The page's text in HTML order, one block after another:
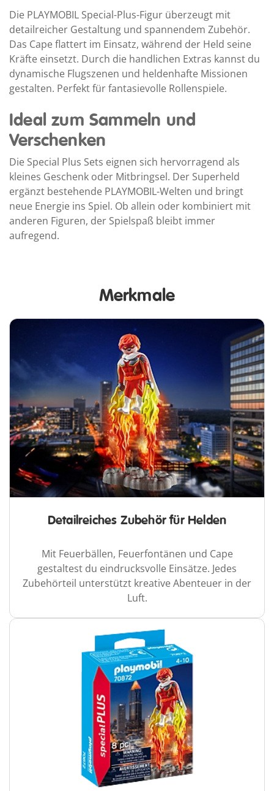
Die PLAYMOBIL Special-Plus-Figur überzeugt mit
detailreicher Gestaltung und spannendem Zubehör.
Das Cape flattert im Einsatz, während der Held seine
Kräfte einsetzt. Durch die handlichen Extras kannst du
dynamische Flugszenen und heldenhafte Missionen
gestalten. Perfekt für fantasievolle Rollenspiele.
Ideal zum Sammeln und
Verschenken
Die Special Plus Sets eignen sich hervorragend als
kleines Geschenk oder Mitbringsel. Der Superheld
ergänzt bestehende PLAYMOBIL-Welten und bringt
neue Energie ins Spiel. Ob allein oder kombiniert mit
anderen Figuren, der Spielspaß bleibt immer
aufregend.
Merkmale
Detailreiches Zubehör für Helden
Mit Feuerbällen, Feuerfontänen und Cape
gestaltest du eindrucksvolle Einsätze. Jedes
Zubehörteil unterstützt kreative Abenteuer in der
Luft.